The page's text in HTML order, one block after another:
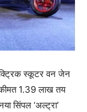
स्कूटर वन जेन
1.39 लाख तय
सिंपल ‘अल्ट्रा’